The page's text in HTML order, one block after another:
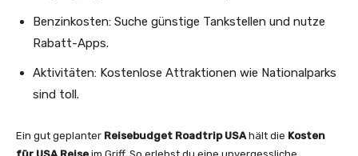
Benzinkosten: Suche günstige Tankstellen und nutze
Rabatt-Apps.
Aktivitäten: Kostenlose Attraktionen wie Nationalparks
sind toll.
Ein gut geplanter Reisebudget Roadtrip USA hält die Kosten
für USA Reise im Griff. So erlebst du eine unvergessliche